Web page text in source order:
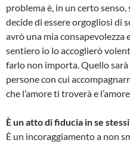
problema è, in un certo
decide di essere orgogliosi di
avrò una mia
sentiero io lo accoglierò
farlo non importa. Quello
persone con cui
che l’amore ti troverà e
È un atto di fiducia in se
È un incoraggiamento a non